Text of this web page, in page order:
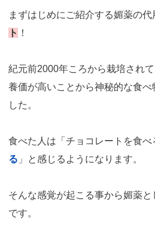
まずはじめにご紹介する媚薬の代
ト ！
紀元前2000年ころから栽培され
養価が高いことから神秘的な食べ
した。
食べた人は「チョコレートを食べ
る 」と感じるようになります。
そんな感覚が起こる事から媚薬
です。